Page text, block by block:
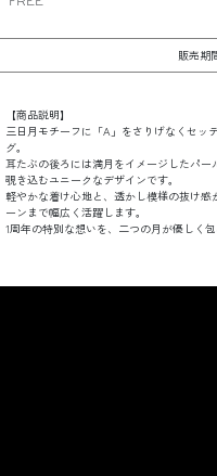
販売期
【商品説明】
三日月モチーフに「A」をさりげなくセッ
グ。
耳たぶの後ろには満月をイメージしたパ
覗き込むユニークなデザインです。
軽やかな着け心地と、透かし模様の抜け
ーンまで幅広く活躍します。
1周年の特別な想いを、二つの月が優しく